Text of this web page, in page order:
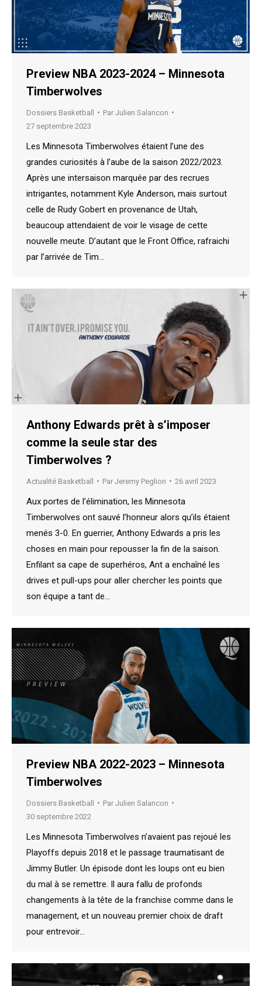
Preview NBA 2023-2024 – Minnesota
Timberwolves
Dossiers Basketball Par Julien Salancon
27 septembre 2023
Les Minnesota Timberwolves étaient l’une des
grandes curiosités à l’aube de la saison 2022/2023.
Après une intersaison marquée par des recrues
intrigantes, notamment Kyle Anderson, mais surtout
celle de Rudy Gobert en provenance de Utah,
beaucoup attendaient de voir le visage de cette
nouvelle meute. D’autant que le Front Office, rafraichi
par l’arrivée de Tim…
Anthony Edwards prêt à s’imposer
comme la seule star des
Timberwolves ?
Actualité Basketball Par Jeremy Peglion 26 avril 2023
Aux portes de l’élimination, les Minnesota
Timberwolves ont sauvé l’honneur alors qu’ils étaient
menés 3-0. En guerrier, Anthony Edwards a pris les
choses en main pour repousser la fin de la saison.
Enfilant sa cape de superhéros, Ant a enchaîné les
drives et pull-ups pour aller chercher les points que
son équipe a tant de…
Preview NBA 2022-2023 – Minnesota
Timberwolves
Dossiers Basketball Par Julien Salancon
30 septembre 2022
Les Minnesota Timberwolves n’avaient pas rejoué les
Playoffs depuis 2018 et le passage traumatisant de
Jimmy Butler. Un épisode dont les loups ont eu bien
du mal à se remettre. Il aura fallu de profonds
changements à la tête de la franchise comme dans le
management, et un nouveau premier choix de draft
pour entrevoir…